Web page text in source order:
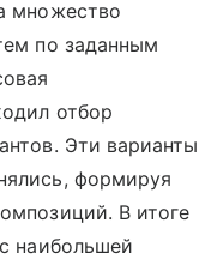
множество
по заданным
отбор
Эти варианты
формируя
В итоге
наибольшей